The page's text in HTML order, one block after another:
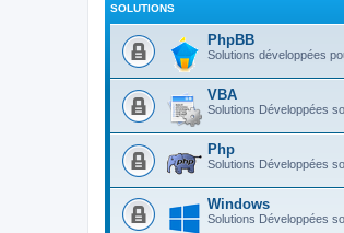
SOLUTIONS
PhpBB
Solutions développées
VBA
Solutions Développées
Php
Solutions Développées
Windows
Solutions Développées